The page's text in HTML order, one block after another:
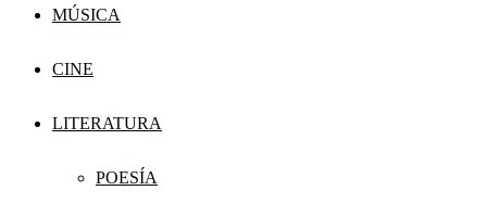
MÚSICA
CINE
LITERATURA
POESÍA